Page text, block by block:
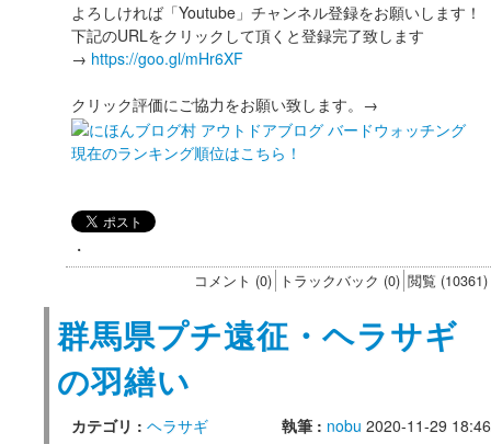
よろしければ「Youtube」チャンネル登録をお願いします！
下記のURLをクリックして頂くと登録完了致します
→ https://goo.gl/mHr6XF
クリック評価にご協力をお願い致します。→
現在のランキング順位はこちら！
・
コメント (0) トラックバック (0) 閲覧 (10361)
群馬県プチ遠征・ヘラサギ
の羽繕い
カテゴリ : ヘラサギ 執筆 : nobu 2020-11-29 18:46